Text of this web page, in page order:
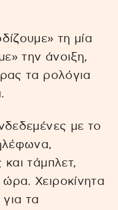
τη μία
την άνοιξη,
τα ρολόγια
με το
και τάμπλετ,
Χειροκίνητα
για τα